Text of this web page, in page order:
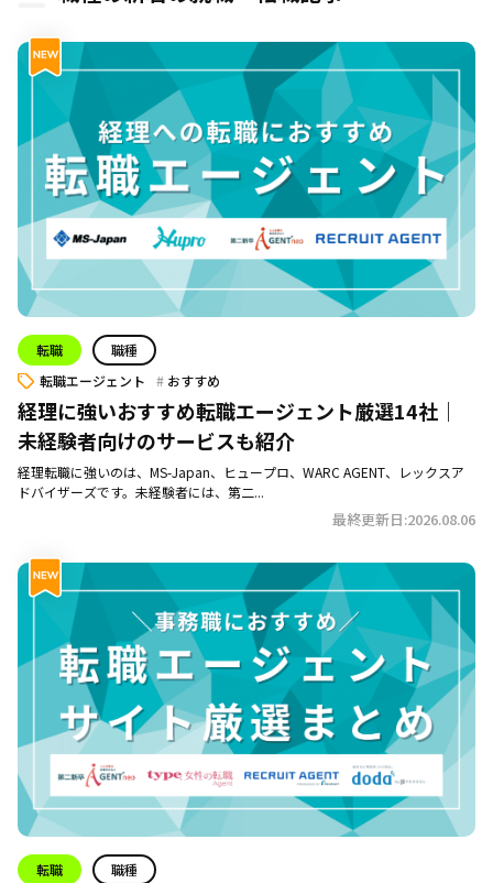
転職
職種
転職エージェント
おすすめ
経理に強いおすすめ転職エージェント厳選14社｜
未経験者向けのサービスも紹介
経理転職に強いのは、MS-Japan、ヒュープロ、WARC AGENT、レックスア
ドバイザーズです。未経験者には、第二...
最終更新日:2026.08.06
転職
職種